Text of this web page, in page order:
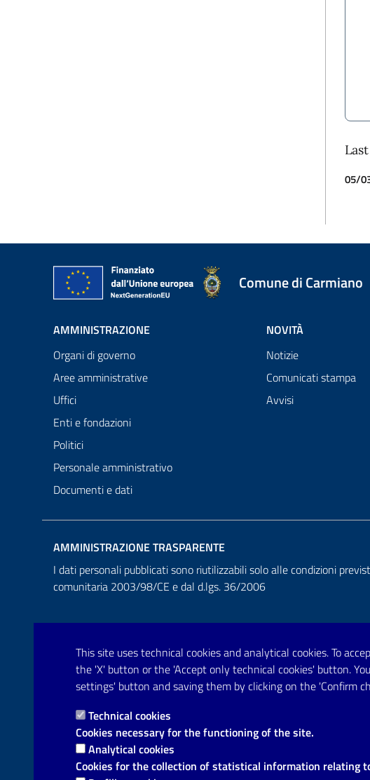
This site uses technical cookies and analytical cookies. To
the 'X' button or the 'Accept only technical cookies' button.
settings' button and saving them by clicking on the 'Confirm
Technical cookies
Cookies necessary for the functioning of the site.
Analytical cookies
Cookies for the collection of statistical information relating
05/
Comune di Carmiano
AMMINISTRAZIONE
Organi di governo
Aree amministrative
Uffici
Enti e fondazioni
Politici
Personale amministrativo
Documenti e dati
NOVITÀ
Notizie
Comunicati stampa
Avvisi
AMMINISTRAZIONE TRASPARENTE
I dati personali pubblicati sono riutilizzabili solo alle condizioni
comunitaria 2003/98/CE e dal d.lgs. 36/2006